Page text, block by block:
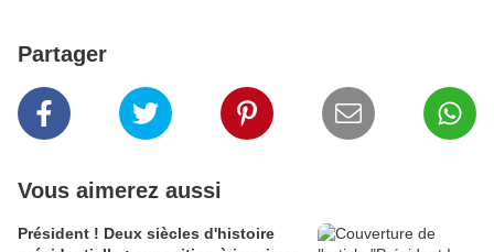
Partager
Vous aimerez aussi
Président ! Deux siècles d'histoire